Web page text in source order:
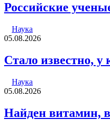
Российские
Наука
05.08.2026
Стало известно, у
Наука
05.08.2026
Найден витамин,